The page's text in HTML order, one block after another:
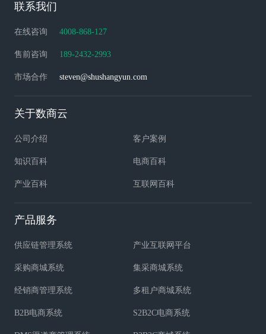
联系我们
在线咨询 4008-868-127
售前咨询 189-2432-2993
市场合作 steven@shushangyun.com
关于数商云
公司介绍 客户案例
知识百科 电商百科
产业百科 互联网百科
产品服务
供应链管理系统 产业互联网平台
采购商城系统 集采商城系统
经销商管理系统 多租户商城系统
B2B电商系统 S2B2C电商系统